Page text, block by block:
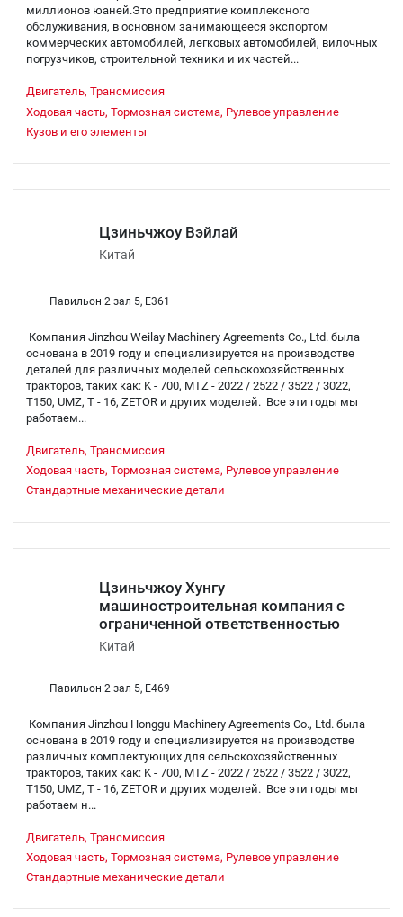
миллионов юаней.Это предприятие комплексного
обслуживания, в основном занимающееся экспортом
коммерческих автомобилей, легковых автомобилей, вилочных
погрузчиков, строительной техники и их частей...
Двигатель, Трансмиссия
Ходовая часть, Тормозная система, Рулевое управление
Кузов и его элементы
Цзиньчжоу Вэйлай
Китай
Павильон 2 зал 5, E361
Компания Jinzhou Weilay Machinery Agreements Co., Ltd. была
основана в 2019 году и специализируется на производстве
деталей для различных моделей сельскохозяйственных
тракторов, таких как: K - 700, MTZ - 2022 / 2522 / 3522 / 3022,
T150, UMZ, T - 16, ZETOR и других моделей. Все эти годы мы
работаем...
Двигатель, Трансмиссия
Ходовая часть, Тормозная система, Рулевое управление
Стандартные механические детали
Цзиньчжоу Хунгу
машиностроительная компания с
ограниченной ответственностью
Китай
Павильон 2 зал 5, E469
Компания Jinzhou Honggu Machinery Agreements Co., Ltd. была
основана в 2019 году и специализируется на производстве
различных комплектующих для сельскохозяйственных
тракторов, таких как: K - 700, MTZ - 2022 / 2522 / 3522 / 3022,
T150, UMZ, T - 16, ZETOR и других моделей. Все эти годы мы
работаем н...
Двигатель, Трансмиссия
Ходовая часть, Тормозная система, Рулевое управление
Стандартные механические детали